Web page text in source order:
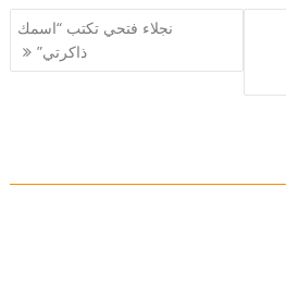
نجلاء فتحي تكتب “اسمك
ذاكرتي”